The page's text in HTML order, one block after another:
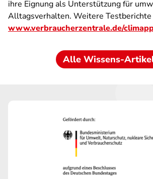
ihre Eignung als Unterstützung für
Alltagsverhalten. Weitere
www.verbraucherzentrale.de/
Alle Wissens-